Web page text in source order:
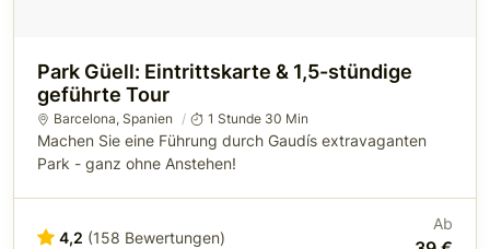
Park Güell: Eintrittskarte & 1,5-stündige
geführte Tour
Barcelona, Spanien 1 Stunde 30 Min
Machen Sie eine Führung durch Gaudís extravaganten
Park - ganz ohne Anstehen!
4,2 (158 Bewertungen)
Ab